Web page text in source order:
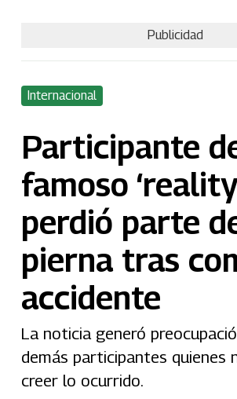
Publicidad
Internacional
Participante
famoso
perdió parte
pierna tras
accidente
La noticia generó
demás participantes quienes
creer lo ocurrido.